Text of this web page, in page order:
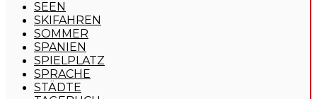
SEEN
SKIFAHREN
SOMMER
SPANIEN
SPIELPLATZ
SPRACHE
STÄDTE